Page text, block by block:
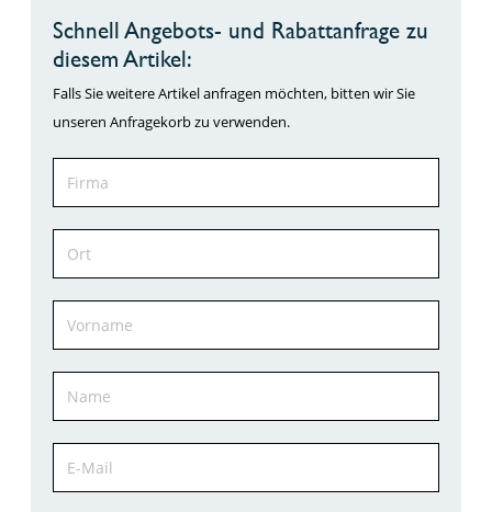
Schnell Angebots- und Rabattanfrage zu
diesem Artikel:
Falls Sie weitere Artikel anfragen möchten, bitten wir Sie
unseren Anfragekorb zu verwenden.